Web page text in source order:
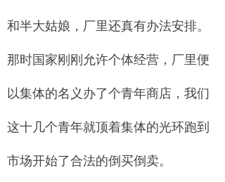
和半大姑娘，厂里还真有办法安排。
那时国家刚刚允许个体经营，厂里便
以集体的名义办了个青年商店，我们
这十几个青年就顶着集体的光环跑到
市场开始了合法的倒买倒卖。